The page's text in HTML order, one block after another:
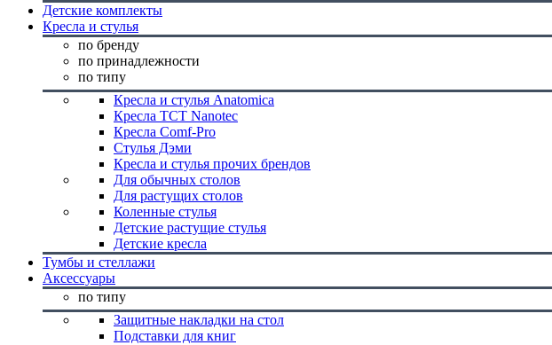
Детские комплекты
Кресла и стулья
по бренду
по принадлежности
по типу
Кресла и стулья Anatomica
Кресла TCT Nanotec
Кресла Comf-Pro
Стулья Дэми
Кресла и стулья прочих брендов
Для обычных столов
Для растущих столов
Коленные стулья
Детские растущие стулья
Детские кресла
Тумбы и стеллажи
Аксессуары
по типу
Защитные накладки на стол
Подставки для книг